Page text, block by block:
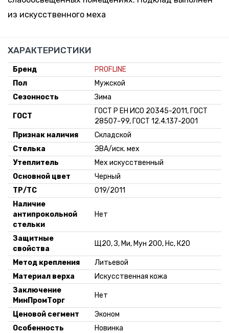
49
74.29 руб.
60 шт.
Склад:
Минск-
Москва
50
*
40 шт.
Склад:
Минск-
Москва
- +
из искусственного меха
ХАРАКТЕРИСТИКИ
Бренд
PROFLINE
Пол
Мужской
Сезонность
Зима
ГОСТ
ГОСТ Р ЕН ИСО 20345-2011, ГОСТ
28507-99, ГОСТ 12.4.137-2001
Признак наличия
Складской
Стелька
ЭВА/иск. мех
Утеплитель
Мех искусственный
Основной цвет
Черный
ТР/ТС
019/2011
Наличие
антипрокольной
стельки
Нет
Защитные
свойства
Щ20, З, Ми, Мун 200, Нс, К20
Метод крепления
Литьевой
Материал верха
Искусственная кожа
Заключение
МинПромТорг
Нет
Ценовой сегмент
Эконом
Особенность
Новинка